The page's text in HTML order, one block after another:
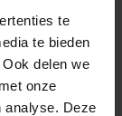
te
te bieden
delen we
onze
analyse. Deze
van